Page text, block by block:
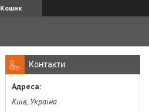
Кошик
Контакти
Київ, Україна